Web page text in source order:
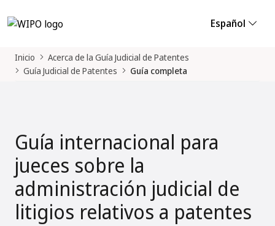
Español
Inicio
Acerca de la Guía Judicial de Patentes
Guía Judicial de Patentes
Guía completa
Guía internacional para
jueces sobre la
administración judicial de
litigios relativos a patentes